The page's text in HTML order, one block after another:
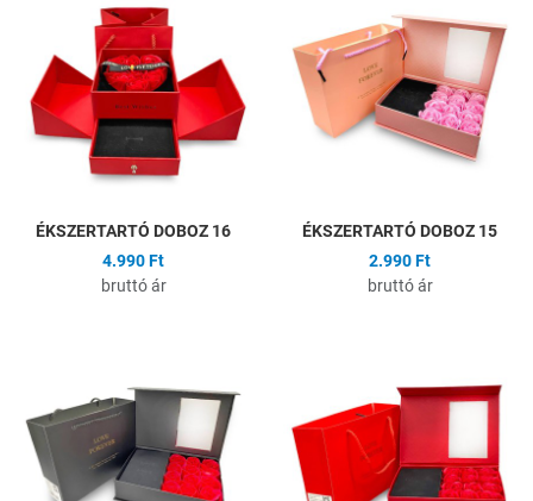
Összehasonlítás
Gyors nézet
ÉKSZERTARTÓ DOBOZ 16
4.990 Ft
bruttó ár
ÉKSZERTARTÓ DOBOZ 15
2.990 Ft
bruttó ár
Összehasonlítás
Gyors nézet